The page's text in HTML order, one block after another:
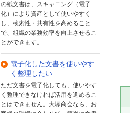
の紙文書は、スキャニング（電子
化）により資産として使いやすく
し、検索性・共有性を高めること
で、組織の業務効率を向上させるこ
とができます。
電子化した文書を使いやす
く整理したい
ただ文書を電子化しても、使いやす
く整理できなければ活用を進めるこ
とはできません。大塚商会なら、お